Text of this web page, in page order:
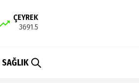
ÇEYREK
3691.5
SAĞLIK